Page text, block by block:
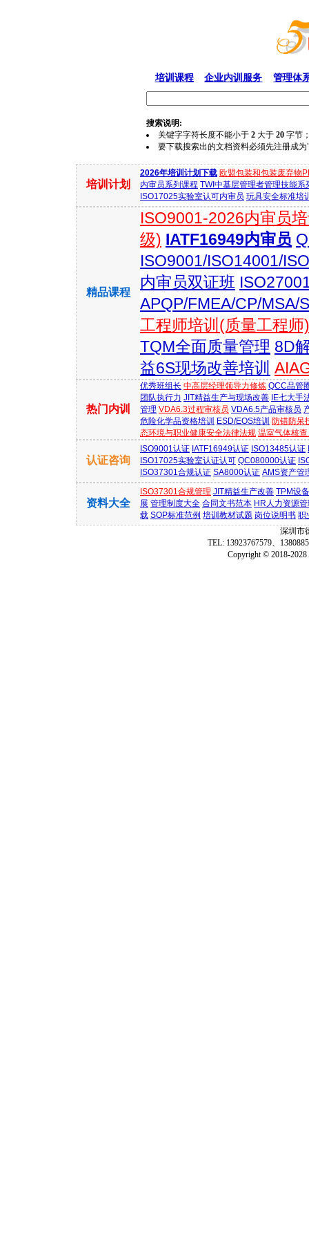
培训课程 企业内训服务 管理体
搜索说明:
关键字字符长度不能小于 2大于 20字节
要下载搜索出的文档资料必须先注册成
培训计划
2026年培训计划下载 欧盟包装和包装废弃物
内审员系列课程 TWI中基层管理者管理技能系
ISO17025实验室认可内审员 玩具安全标准培
精品课程
ISO9001-2026内审员
级) IATF16949内审员
ISO9001/ISO14001/
内审员双证班
APQP/FMEA/CP/MSA/
工程师培训(质量工程师)
TQM全面质量管理 8D
益6S现场改善培训
热门内训
优秀班组长 中高层经理领导力修炼 QCC品管
团队执行力 JIT精益生产与现场改善 IE七大手
管理 VDA6.3过程审核员 VDA6.5产品审核员
危险化学品资格培训 ESD/EOS培训 防错防呆
态环境与职业健康安全法律法规 温室气体核
认证咨询
ISO9001认证 IATF16949认证 ISO13485认证
ISO17025实验室认证认可 QC080000认证
ISO37301合规认证 SA8000认证 AMS资产管
资料大全
ISO37301合规管理 JIT精益生产改善 TPM设
展 管理制度大全 合同文书范本 HR人力资源
载 SOP标准范例 培训教材试题 岗位说明书 职
深圳市
TEL: 13923767579、
Copyright © 2018-